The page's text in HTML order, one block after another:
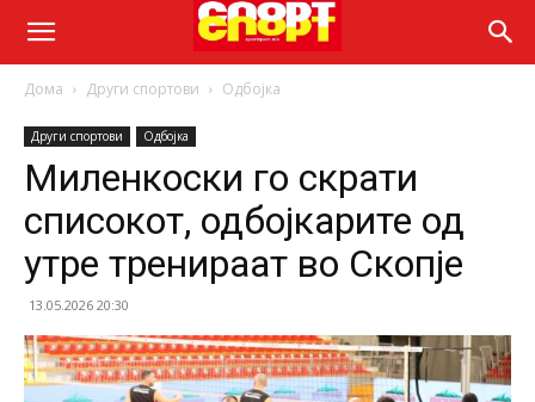
Дома Други спортови Одбојка
Други спортови Одбојка
Миленкоски го скрати
списокот, одбојкарите од
утре тренираат во Скопје
13.05.2026 20:30